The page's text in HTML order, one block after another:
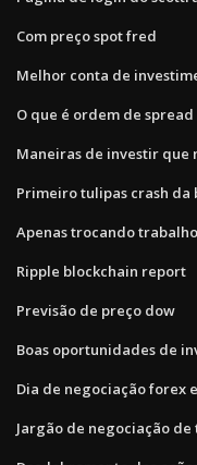
Com preço spot fred
Melhor conta de
O que é ordem de
Maneiras de investir que
Primeiro tulipas crash da
Apenas trocando trabalho
Ripple blockchain report
Previsão de preço dow
Boas oportunidades de
Dia de negociação forex
Jargão de negociação